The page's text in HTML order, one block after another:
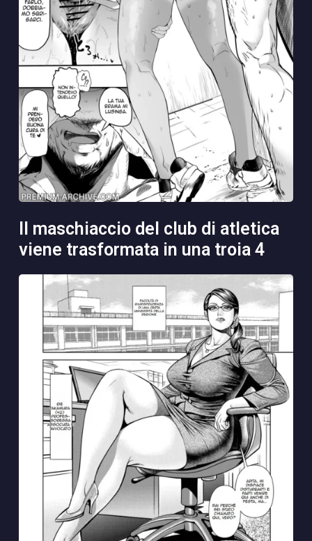
viene trasformata in una troia 4